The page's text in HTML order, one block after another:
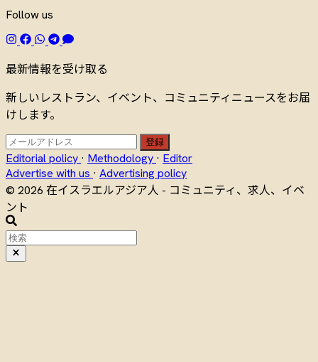
Follow us
最新情報を受け取る
新しいレストラン、イベント、コミュニティニュースをお届
けします。
登録
Editorial policy · Methodology · Editor
Advertise with us · Advertising policy
© 2026 在イスラエルアジア人 - コミュニティ、求人、イベ
ント